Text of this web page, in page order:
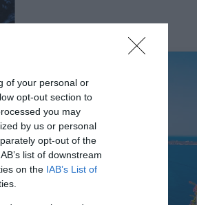
of your personal or
opt-out section to
you may
by us or personal
opt-out of the
list of downstream
on the IAB’s List of